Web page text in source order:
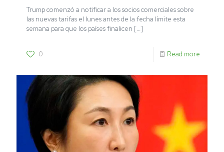
Trump comenzó a notificar a los socios comerciales sobre
las nuevas tarifas el lunes antes de la fecha límite esta
semana para que los países finalicen […]
0 Read more